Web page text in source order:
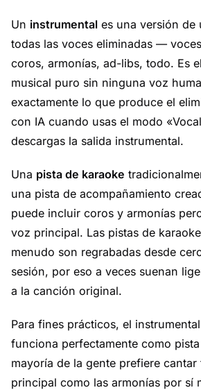
Un instrumental es una versión de
todas las voces eliminadas —
coros, armonías, ad-libs, todo. Es
musical puro sin ninguna voz
exactamente lo que produce el
con IA cuando usas el modo
descargas la salida instrumental.
Una pista de karaoke
una pista de acompañamiento
puede incluir coros y armonías
voz principal. Las pistas de
menudo son regrabadas desde
sesión, por eso a veces suenan
a la canción original.
Para fines prácticos, el
funciona perfectamente como
mayoría de la gente prefiere
principal como las armonías por sí